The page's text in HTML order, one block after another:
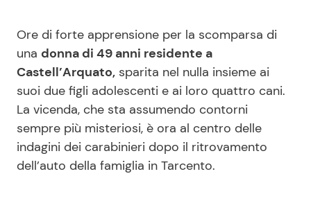
Mondo Mamma
News benessere
Salute
Viaggi e Turismo
Le Ricette in TV
Primi Piatti
Ricette Facili e Veloci
Ricette Feste
Ore di forte apprensione per la scomparsa di
una donna di 49 anni residente a
Castell’Arquato, sparita nel nulla insieme ai
suoi due figli adolescenti e ai loro quattro cani.
La vicenda, che sta assumendo contorni
sempre più misteriosi, è ora al centro delle
indagini dei carabinieri dopo il ritrovamento
dell’auto della famiglia in Tarcento.